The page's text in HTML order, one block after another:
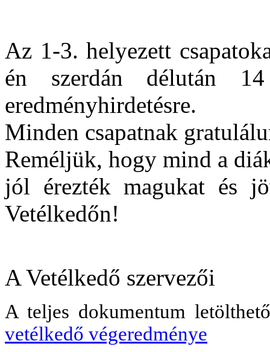
Az 1-3. helyezett
én szerdán délután
eredményhirdetésre.
Minden csapatnak
Reméljük, hogy mind a
jól érezték magukat és
Vetélkedőn!
A Vetélkedő szervezői
A teljes dokumentum
vetélkedő végeredménye